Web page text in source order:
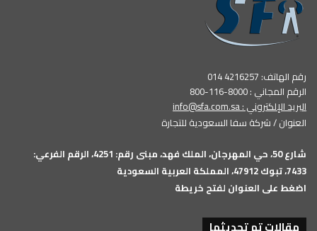
رقم الهاتف: 4216257 014
الرقم المجاني : 8000-116-800
البريد الإلكتروني :info@sfa.com.sa
العنوان / شركة سفا السعودية للتجارة
شارع 50، حي المهرجان، الملك فهد، مبنى رقم: 4251، الرقم الفرعي:
7433، تبوك 47912، المملكة العربية السعودية
اضغط على العنوان لفتح خريطة